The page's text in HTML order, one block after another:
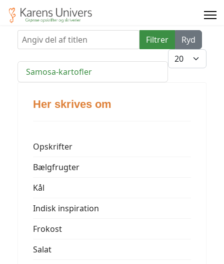
Angiv del af titlen Filtrer
Ryd
Vis #
Samosa-kartofler
Her skrives om
Opskrifter
Bælgfrugter
Kål
Indisk inspiration
Frokost
Salat